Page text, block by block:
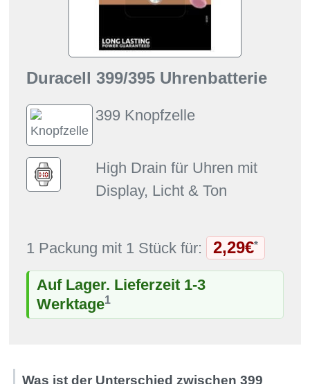
Duracell 399/395 Uhrenbatterie
399 Knopfzelle
High Drain für Uhren mit
Display, Licht & Ton
1 Packung mit 1 Stück für: 2,29€*
Auf Lager. Lieferzeit 1-3
Werktage1
Was ist der Unterschied zwischen 399